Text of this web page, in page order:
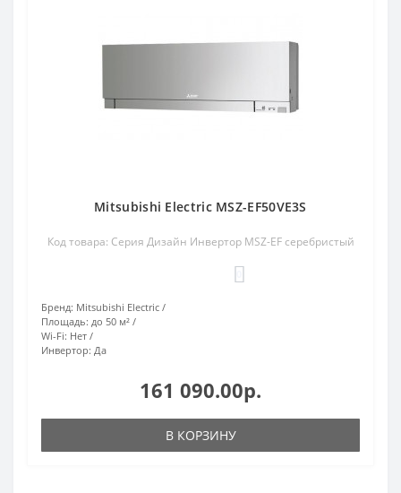
Mitsubishi Electric MSZ-EF50VE3S
Код товара: Серия Дизайн Инвертор MSZ-EF серебристый
Бренд: Mitsubishi Electric
Площадь: до 50 м²
Wi-Fi: Нет
Инвертор: Да
161 090.00р.
В КОРЗИНУ